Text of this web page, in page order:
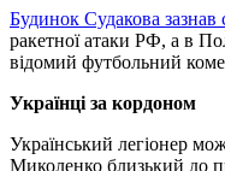
Будинок Судакова
ракетної атаки РФ, а в
відомий футбольний
Українці за кордоном
Український легіонер
Миколенко близький до